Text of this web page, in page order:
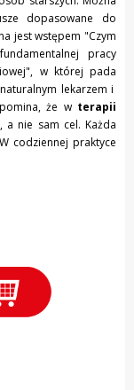
dopasowane do
jest wstępem "Czym
pracy
w której pada
lekarzem i
że w terapii
nie sam cel. Każda
codziennej praktyce